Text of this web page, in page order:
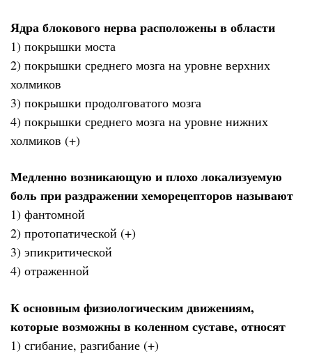
Ядра блокового нерва расположены в области
1) покрышки моста
2) покрышки среднего мозга на уровне верхних
холмиков
3) покрышки продолговатого мозга
4) покрышки среднего мозга на уровне нижних
холмиков (+)
Медленно возникающую и плохо локализуемую
боль при раздражении хеморецепторов называют
1) фантомной
2) протопатической (+)
3) эпикритической
4) отраженной
К основным физиологическим движениям,
которые возможны в коленном суставе, относят
1) сгибание, разгибание (+)